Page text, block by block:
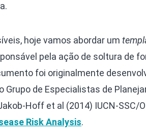
hoje vamos abordar um
pela ação de soltura de
foi originalmente
Grupo de Especialistas de
Hoff et al (2014) IUCN-SSC/
Risk Analysis.